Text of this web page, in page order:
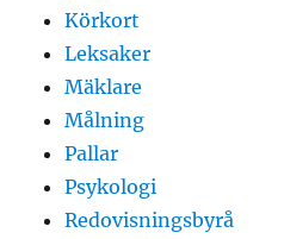
Körkort
Leksaker
Mäklare
Målning
Pallar
Psykologi
Redovisningsbyrå